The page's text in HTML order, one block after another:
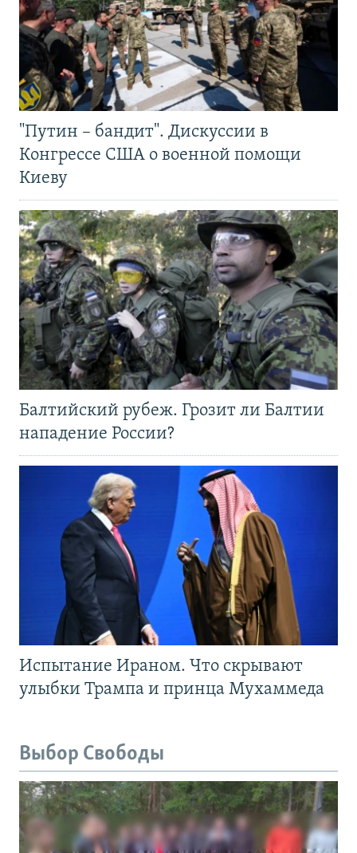
"Путин – бандит". Дискуссии в
Конгрессе США о военной помощи
Киеву
Балтийский рубеж. Грозит ли Балтии
нападение России?
Испытание Ираном. Что скрывают
улыбки Трампа и принца Мухаммеда
Выбор Свободы